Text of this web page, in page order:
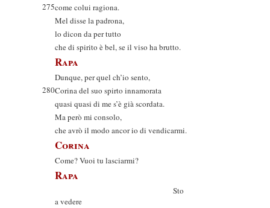
275come colui ragiona.
Mel disse la padrona,
lo dicon da per tutto
che di spirito è bel, se il viso ha brutto.
Rapa
Dunque, per quel ch’io sento,
280Corina del suo spirto innamorata
quasi quasi di me s’è già scordata.
Ma però mi consolo,
che avrò il modo ancor io di vendicarmi.
Corina
Come? Vuoi tu lasciarmi?
Rapa
Sto
a vedere